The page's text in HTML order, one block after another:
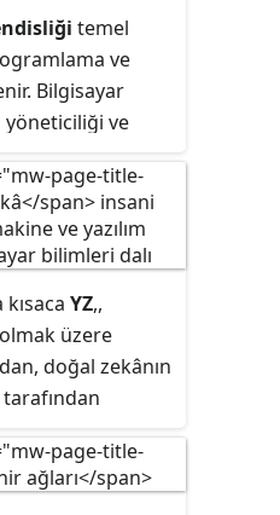
temel
ve
Bilgisayar
yöneticiliği ve
kısaca YZ,,
üzere
doğal zekânın
ayrım
ortaya